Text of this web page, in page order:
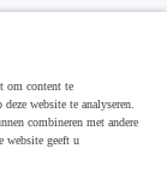
om content te
website te analyseren.
combineren met andere
website geeft u